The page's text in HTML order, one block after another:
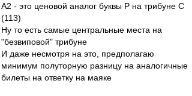
А2 - это ценовой аналог буквы Р на трибуне С
(113)
Ну то есть самые центральные места на
"безвиповой" трибуне
И даже несмотря на это, предполагаю
минимум полуторную разницу на аналогичные
билеты на ответку на маяке